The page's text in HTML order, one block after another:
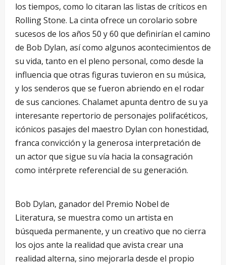
los tiempos, como lo citaran las listas de críticos en
Rolling Stone. La cinta ofrece un corolario sobre
sucesos de los años 50 y 60 que definirían el camino
de Bob Dylan, así como algunos acontecimientos de
su vida, tanto en el pleno personal, como desde la
influencia que otras figuras tuvieron en su música,
y los senderos que se fueron abriendo en el rodar
de sus canciones. Chalamet apunta dentro de su ya
interesante repertorio de personajes polifacéticos,
icónicos pasajes del maestro Dylan con honestidad,
franca convicción y la generosa interpretación de
un actor que sigue su vía hacia la consagración
como intérprete referencial de su generación.
Bob Dylan, ganador del Premio Nobel de
Literatura, se muestra como un artista en
búsqueda permanente, y un creativo que no cierra
los ojos ante la realidad que avista crear una
realidad alterna, sino mejorarla desde el propio